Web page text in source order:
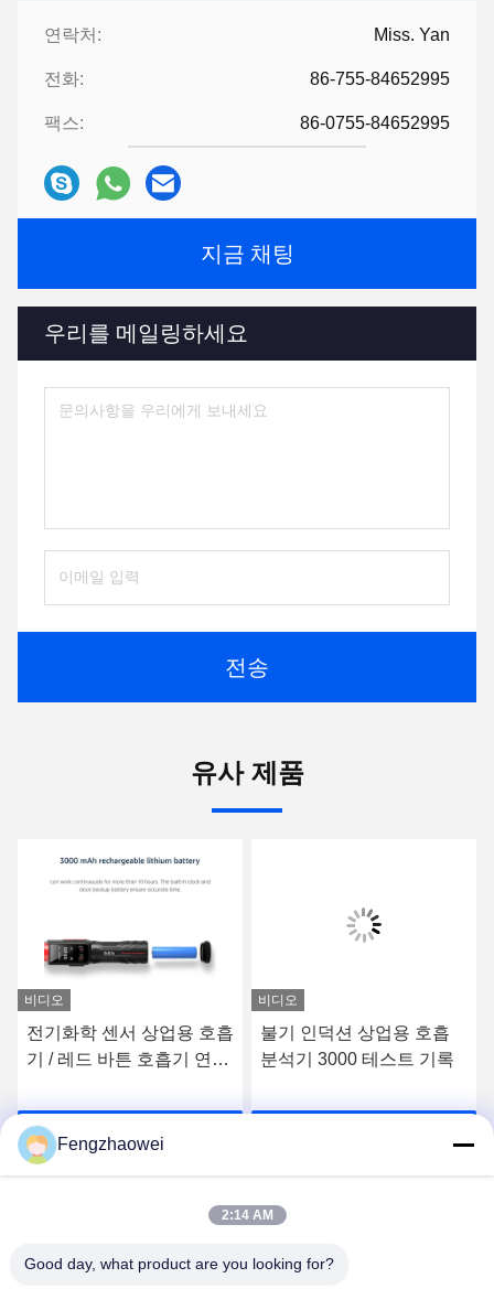
연락처: Miss. Yan
전화: 86-755-84652995
팩스: 86-0755-84652995
지금 채팅
우리를 메일링하세요
전송
유사 제품
비디오
전기화학 센서 상업용 호흡
기 / 레드 바튼 호흡기 연료
최상의 가격을 얻으세요
비디오
불기 인덕션 상업용 호흡
분석기 3000 테스트 기록
Fengzhaowei
2:14 AM
Good day, what product are you looking for?